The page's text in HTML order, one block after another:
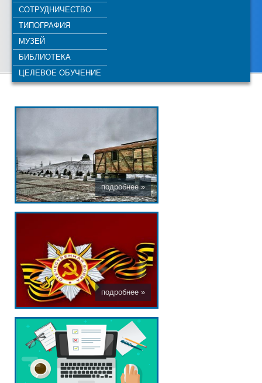
СОТРУДНИЧЕСТВО
ТИПОГРАФИЯ
МУЗЕЙ
БИБЛИОТЕКА
ЦЕЛЕВОЕ ОБУЧЕНИЕ